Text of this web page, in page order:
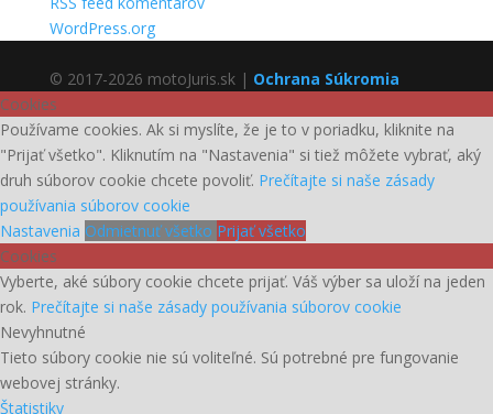
WordPress.org
© 2017-2026 motoJuris.sk | Ochrana Súkromia
Cookies
Používame cookies. Ak si myslíte, že je to v poriadku, kliknite na
"Prijať všetko". Kliknutím na "Nastavenia" si tiež môžete vybrať, aký
druh súborov cookie chcete povoliť. Prečítajte si naše zásady
používania súborov cookie
Nastavenia Odmietnuť všetko Prijať všetko
Cookies
Vyberte, aké súbory cookie chcete prijať. Váš výber sa uloží na jeden
rok. Prečítajte si naše zásady používania súborov cookie
Nevyhnutné
Tieto súbory cookie nie sú voliteľné. Sú potrebné pre fungovanie
webovej stránky.
Štatistiky